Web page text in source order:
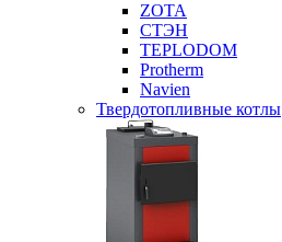
ZOTA
СТЭН
TEPLODOM
Protherm
Navien
Твердотопливные котлы